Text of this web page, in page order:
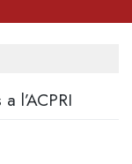
l’ACPRI